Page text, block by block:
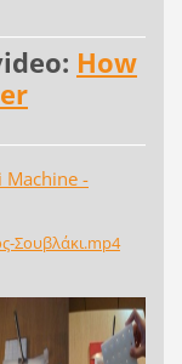
How
Machine -
Σουβλάκι.mp4